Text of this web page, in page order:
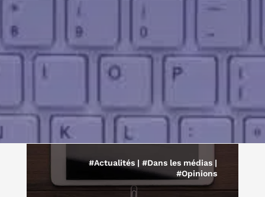
#Actualités| #Dans les médias|
#Opinions